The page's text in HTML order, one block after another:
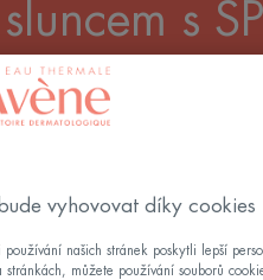
s
opálí, se doporučuje
produkt s ochranným
vyhovovat díky cookies
našich stránek poskytli lepší
můžete používání souborů